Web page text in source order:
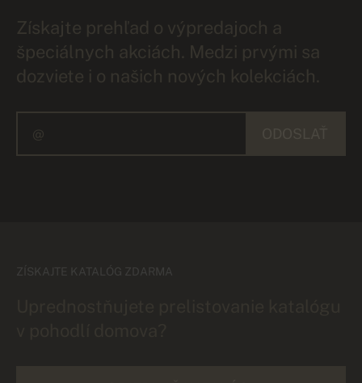
Získajte prehľad o výpredajoch a
špeciálnych akciách. Medzi prvými sa
dozviete i o našich nových kolekciách.
ZÍSKAJTE KATALÓG ZDARMA